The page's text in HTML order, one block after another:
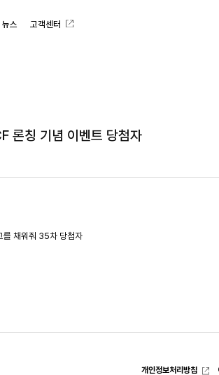
뉴스 고객센터
론칭 기념 이벤트 당첨자
를 채워줘 35차 당첨자
개인정보처리방침